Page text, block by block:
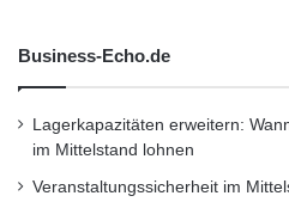
Business-Echo.de
Lagerkapazitäten erweitern:
im Mittelstand lohnen
Veranstaltungssicherheit im